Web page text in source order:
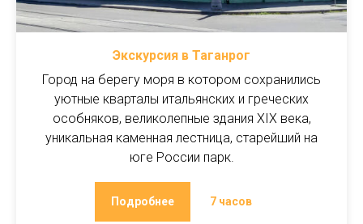
Экскурсия в Таганрог
Город на берегу моря в котором сохранились
уютные кварталы итальянских и греческих
особняков, великолепные здания XIX века,
уникальная каменная лестница, старейший на
юге России парк.
Подробнее 7 часов